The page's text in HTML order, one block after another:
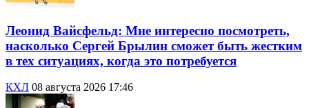
Леонид Вайсфельд: Мне интересно посмотреть,
насколько Сергей Брылин сможет быть жестким
в тех ситуациях, когда это потребуется
КХЛ 08 августа 2026 17:46